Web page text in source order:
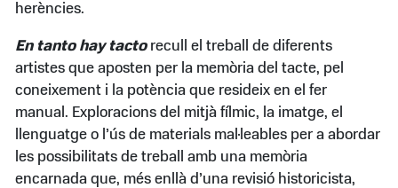
herències.
En tanto hay tactorecull el treball de diferents
artistes que aposten per la memòria del tacte, pel
coneixement i la potència que resideix en el fer
manual. Exploracions del mitjà fílmic, la imatge, el
llenguatge o l’ús de materials mal·leables per a abordar
les possibilitats de treball amb una memòria
encarnada que, més enllà d’una revisió historicista,